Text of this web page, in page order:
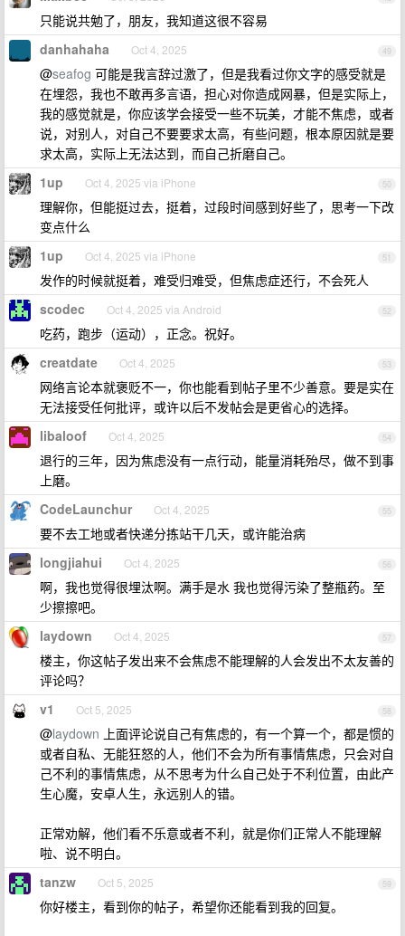
只能说共勉了，朋友，我知道这很不容易
49
danhahaha Oct 4, 2025
@seafog 可能是我言辞过激了，但是我看过你文字的感受就是
在埋怨，我也不敢再多言语，担心对你造成网暴，但是实际上，
我的感觉就是，你应该学会接受一些不玩美，才能不焦虑，或者
说，对别人，对自己不要要求太高，有些问题，根本原因就是要
求太高，实际上无法达到，而自己折磨自己。
50
1up Oct 4, 2025 via iPhone
理解你，但能挺过去，挺着，过段时间感到好些了，思考一下改
变点什么
51
1up Oct 4, 2025 via iPhone
发作的时候就挺着，难受归难受，但焦虑症还行，不会死人
52
scodec Oct 4, 2025 via Android
吃药，跑步（运动），正念。祝好。
53
creatdate Oct 4, 2025
网络言论本就褒贬不一，你也能看到帖子里不少善意。要是实在
无法接受任何批评，或许以后不发帖会是更省心的选择。
54
libaloof Oct 4, 2025
退行的三年，因为焦虑没有一点行动，能量消耗殆尽，做不到事
上磨。
55
CodeLaunchur Oct 4, 2025
要不去工地或者快递分拣站干几天，或许能治病
56
longjiahui Oct 4, 2025
啊，我也觉得很埋汰啊。满手是水 我也觉得污染了整瓶药。至
少擦擦吧。
57
laydown Oct 4, 2025
楼主，你这帖子发出来不会焦虑不能理解的人会发出不太友善的
评论吗？
58
v1 Oct 5, 2025
@laydown 上面评论说自己有焦虑的，有一个算一个，都是惯的
或者自私、无能狂怒的人，他们不会为所有事情焦虑，只会对自
己不利的事情焦虑，从不思考为什么自己处于不利位置，由此产
生心魔，安卓人生，永远别人的错。
正常劝解，他们看不乐意或者不利，就是你们正常人不能理解
啦、说不明白。
59
tanzw Oct 5, 2025
你好楼主，看到你的帖子，希望你还能看到我的回复。